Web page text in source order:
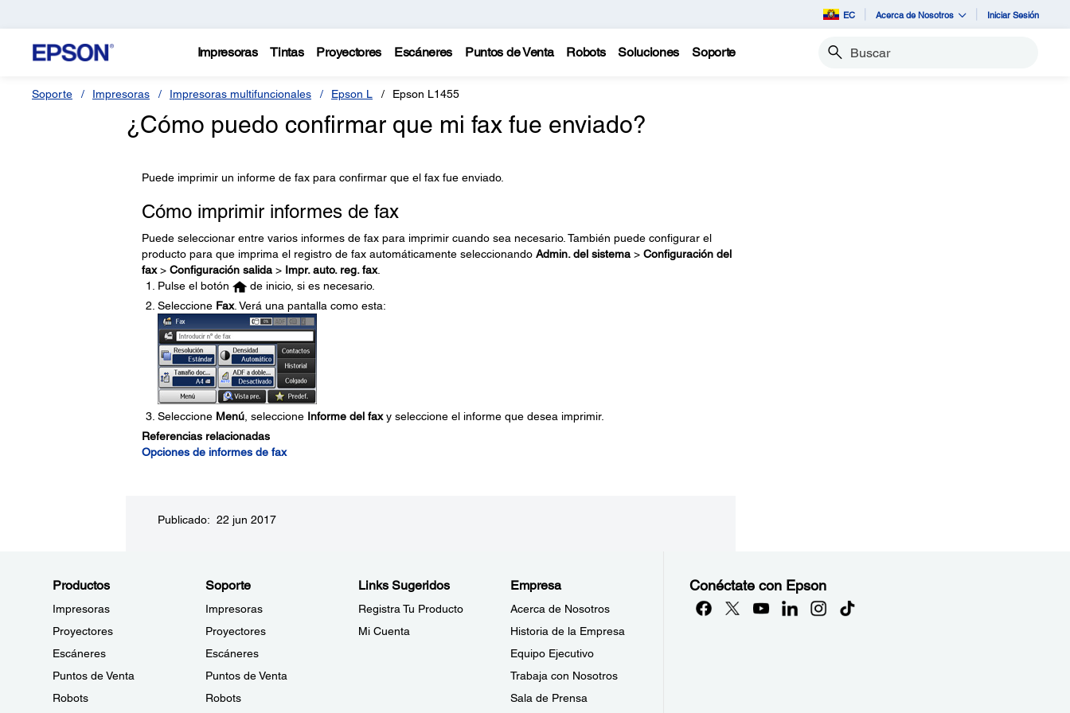
EC Acerca de Nosotros Iniciar Sesión
Impresoras Tintas Proyectores Escáneres Puntos de Venta Robots Soluciones Soporte Buscar
Soporte Impresoras Impresoras multifuncionales Epson L Epson L1455
¿Cómo puedo confirmar que mi fax fue enviado?
Puede imprimir un informe de fax para confirmar que el fax fue enviado.
Cómo imprimir informes de fax
Puede seleccionar entre varios informes de fax para imprimir cuando sea necesario. También puede configurar el
producto para que imprima el registro de fax automáticamente seleccionando Admin. del sistema> Configuración del
fax> Configuración salida> Impr. auto. reg. fax.
Pulse el botón
de inicio, si es necesario.
Seleccione Fax. Verá una pantalla como esta:
Seleccione Menú, seleccione Informe del faxy seleccione el informe que desea imprimir.
Referencias relacionadas
Opciones de informes de fax
Publicado: 22 jun 2017
Productos
Impresoras
Proyectores
Escáneres
Puntos de Venta
Robots
Soporte
Impresoras
Proyectores
Escáneres
Puntos de Venta
Robots
Links Sugeridos
Registra Tu Producto
Mi Cuenta
Empresa
Acerca de Nosotros
Historia de la Empresa
Equipo Ejecutivo
Trabaja con Nosotros
Sala de Prensa
Conéctate con Epson